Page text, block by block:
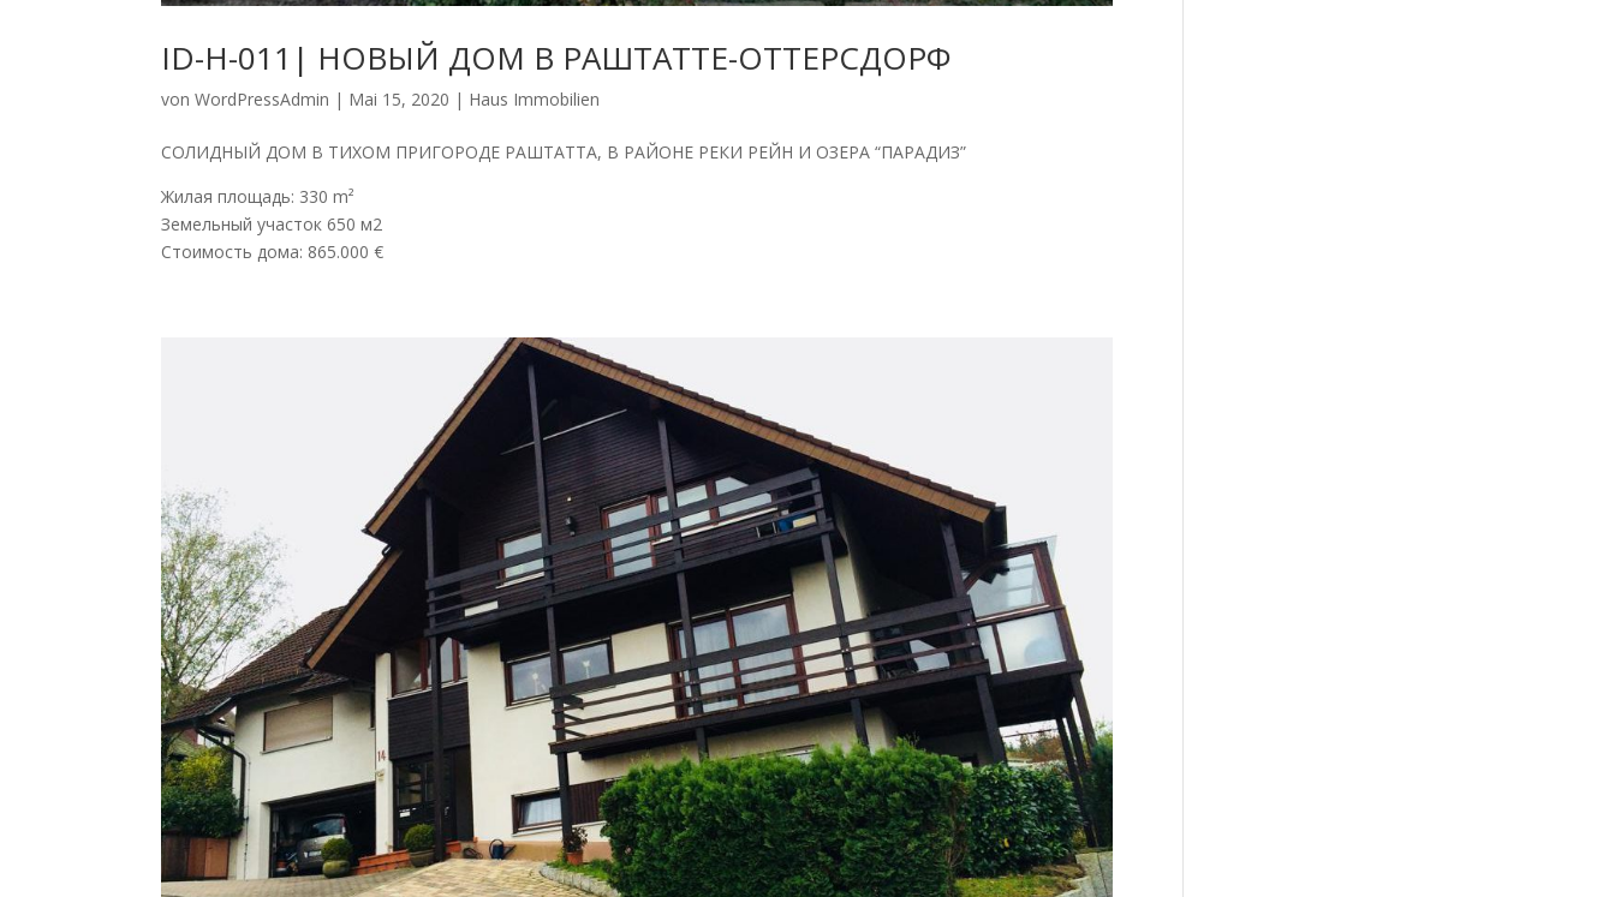
ID-H-011| НОВЫЙ ДОМ В РАШТАТТЕ-ОТТЕРСДОРФ
vonWordPressAdmin | Mai 15, 2020 | Haus Immobilien
СОЛИДНЫЙ ДОМ В ТИХОМ ПРИГОРОДЕ РАШТАТТА, В РАЙОНЕ РЕКИ РЕЙН И ОЗЕРА “ПАРАДИЗ”
Жилая площадь: 330 m²
Земельный участок 650 м2
Стоимость дома: 865.000 €